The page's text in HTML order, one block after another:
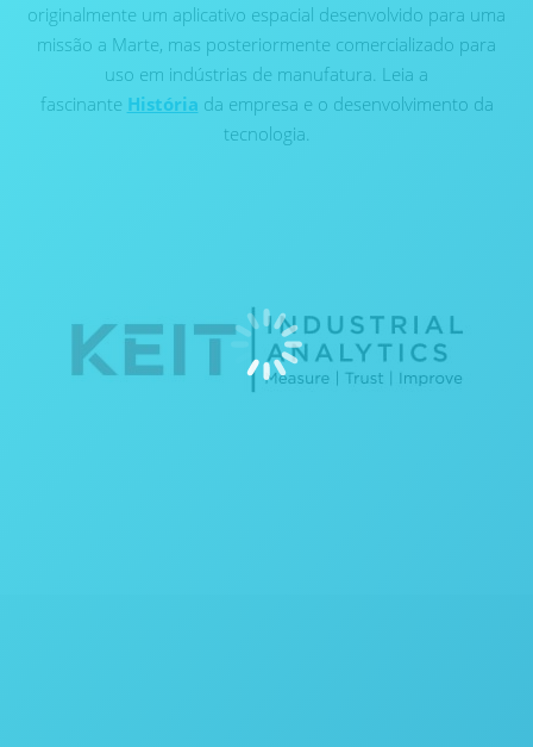
originalmente um aplicativo espacial desenvolvido para uma
missão a Marte, mas posteriormente comercializado para
uso em indústrias de manufatura. Leia a
fascinante História da empresa e o desenvolvimento da
tecnologia.